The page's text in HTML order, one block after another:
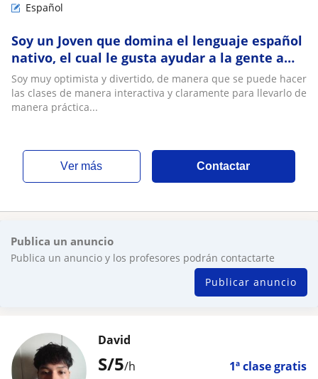
Español
Soy un Joven que domina el lenguaje español
nativo, el cual le gusta ayudar a la gente a
aprender sobre nuevas culturas
Soy muy optimista y divertido, de manera que se puede hacer
las clases de manera interactiva y claramente para llevarlo de
manera práctica...
ver más Contactar
Publica un anuncio
Publica un anuncio y los profesores podrán contactarte
Publicar anuncio
S/5/h 1ª clase gratis
David